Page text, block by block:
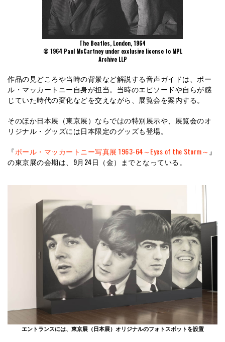
The Beatles, London, 1964
© 1964 Paul McCartney under exclusive license to MPL
Archive LLP
作品の見どころや当時の背景など解説する音声ガイドは、ポー
ル・マッカートニー自身が担当。当時のエピソードや自らが感
じていた時代の変化などを交えながら、展覧会を案内する。
そのほか日本展（東京展）ならではの特別展示や、展覧会のオ
リジナル・グッズには日本限定のグッズも登場。
『ポール・マッカートニー写真展 1963-64～Eyes of the Storm～ 』
の東京展の会期は、9月24日（金）までとなっている。
エントランスには、東京展（日本展）オリジナルのフォトスポットを設置